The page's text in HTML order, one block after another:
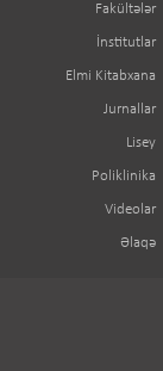
Fakültələr
İnstitutlar
Elmi Kitabxana
Jurnallar
Lisey
Poliklinika
Videolar
Əlaqə